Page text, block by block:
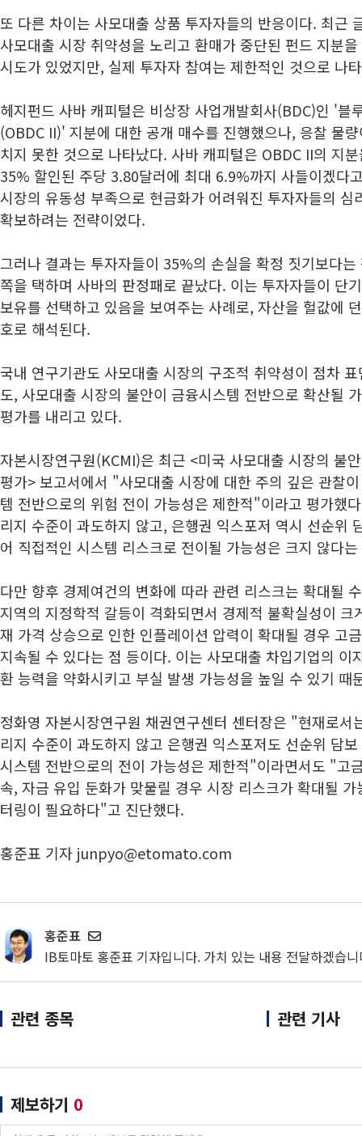
또 다른 차이는 사모대출 상품 투자자들의 반응이다. 최근
사모대출 시장 취약성을 노리고 환매가 중단된 펀드 지분
시도가 있었지만, 실제 투자자 참여는 제한적인 것으로 나
헤지펀드 사바 캐피털은 비상장 사업개발회사(BDC)인 '블
(OBDC II)' 지분에 대한 공개 매수를 진행했으나, 응찰 물
치지 못한 것으로 나타났다. 사바 캐피털은 OBDC II의 지
35% 할인된 주당 3.80달러에 최대 6.9%까지 사들이겠다
시장의 유동성 부족으로 현금화가 어려워진 투자자들의 심
확보하려는 전략이었다.
그러나 결과는 투자자들이 35%의 손실을 확정 짓기보다
쪽을 택하며 사바의 판정패로 끝났다. 이는 투자자들이 단
보유를 선택하고 있음을 보여주는 사례로, 자산을 헐값에
호로 해석된다.
국내 연구기관도 사모대출 시장의 구조적 취약성이 점차
도, 사모대출 시장의 불안이 금융시스템 전반으로 확산될
평가를 내리고 있다.
자본시장연구원(KCMI)은 최근 <미국 사모대출 시장의 불
평가> 보고서에서 "사모대출 시장에 대한 주의 깊은 관찰
템 전반으로의 위험 전이 가능성은 제한적"이라고 평가했
리지 수준이 과도하지 않고, 은행권 익스포저 역시 선순위
어 직접적인 시스템 리스크로 전이될 가능성은 크지 않다
다만 향후 경제여건의 변화에 따라 관련 리스크는 확대될
지역의 지정학적 갈등이 격화되면서 경제적 불확실성이 크
재 가격 상승으로 인한 인플레이션 압력이 확대될 경우 고
지속될 수 있다는 점 등이다. 이는 사모대출 차입기업의 이
환 능력을 약화시키고 부실 발생 가능성을 높일 수 있기 때
정화영 자본시장연구원 채권연구센터 센터장은 "현재로서
리지 수준이 과도하지 않고 은행권 익스포저도 선순위 담
시스템 전반으로의 전이 가능성은 제한적"이라면서도 "고
속, 자금 유입 둔화가 맞물릴 경우 시장 리스크가 확대될
터링이 필요하다"고 진단했다.
홍준표 기자 junpyo@etomato.com
홍준표
IB토마토 홍준표 기자입니다. 가치 있는 내용 전달하겠습
관련 종목 관련 기사
제보하기 0